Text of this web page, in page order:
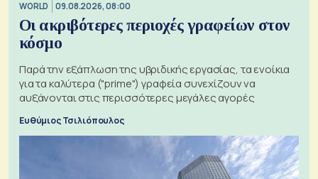
WORLD 09.08.2026, 08:00
Οι ακριβότερες περιοχές γραφείων στον
κόσμο
Παρά την εξάπλωση της υβριδικής εργασίας, τα ενοίκια
για τα καλύτερα ("prime") γραφεία συνεχίζουν να
αυξάνονται στις περισσότερες μεγάλες αγορές
Ευθύμιος Τσιλιόπουλος